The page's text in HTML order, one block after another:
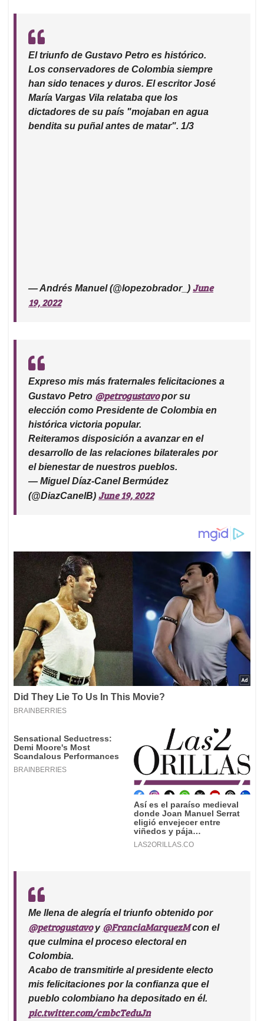
El triunfo de Gustavo Petro es histórico.
Los conservadores de Colombia siempre
han sido tenaces y duros. El escritor José
María Vargas Vila relataba que los
dictadores de su país "mojaban en agua
bendita su puñal antes de matar". 1/3
— Andrés Manuel (@lopezobrador_) June
19, 2022
Expreso mis más fraternales felicitaciones a
Gustavo Petro @petrogustavopor su
elección como Presidente de Colombia en
histórica victoria popular.
Reiteramos disposición a avanzar en el
desarrollo de las relaciones bilaterales por
el bienestar de nuestros pueblos.
— Miguel Díaz-Canel Bermúdez
(@DiazCanelB) June 19, 2022
Me llena de alegría el triunfo obtenido por
@petrogustavoy @FranciaMarquezMcon el
que culmina el proceso electoral en
Colombia.
Acabo de transmitirle al presidente electo
mis felicitaciones por la confianza que el
pueblo colombiano ha depositado en él.
pic.twitter.com/cmbcTeduJn